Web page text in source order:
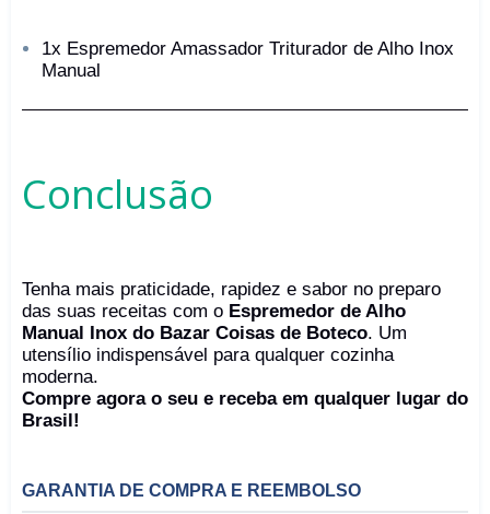
1x Espremedor Amassador Triturador de Alho Inox
Manual
Conclusão
Tenha mais praticidade, rapidez e sabor no preparo
das suas receitas com o Espremedor de Alho
Manual Inox do Bazar Coisas de Boteco. Um
utensílio indispensável para qualquer cozinha
moderna.
Compre agora o seu e receba em qualquer lugar do
Brasil!
GARANTIA DE COMPRA E REEMBOLSO